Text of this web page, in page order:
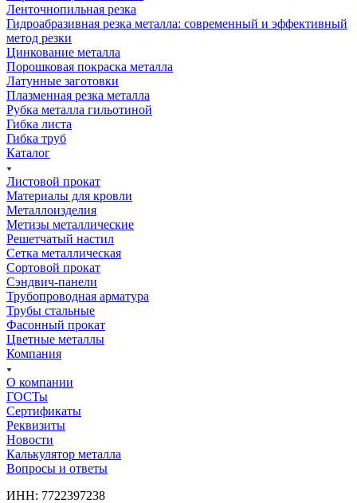
Ленточнопильная резка
Гидроабразивная резка металла: современный и эффективный
метод резки
Цинкование металла
Порошковая покраска металла
Латунные заготовки
Плазменная резка металла
Рубка металла гильотиной
Гибка листа
Гибка труб
Каталог
Листовой прокат
Материалы для кровли
Металлоизделия
Метизы металлические
Решетчатый настил
Сетка металлическая
Сортовой прокат
Сэндвич-панели
Трубопроводная арматура
Трубы стальные
Фасонный прокат
Цветные металлы
Компания
О компании
ГОСТы
Сертификаты
Реквизиты
Новости
Калькулятор металла
Вопросы и ответы
ИНН: 7722397238